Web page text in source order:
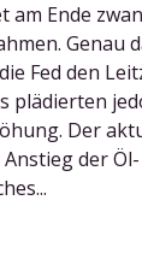
Ende
Genau
Fed den
plädierten
Der
der